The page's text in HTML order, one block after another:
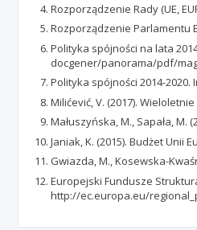
Rozporządzenie Rady (UE,
Rozporządzenie Parlamentu
Polityka spójności na lata
docgener/panorama/pdf/
Polityka spójności 2014-
Milićević, V. (2017).
Małuszyńska, M., Sapała, M.
Janiak, K. (2015). Budżet Unii
Gwiazda, M., Kosewska-
Europejski Fundusze
http://ec.europa.eu/